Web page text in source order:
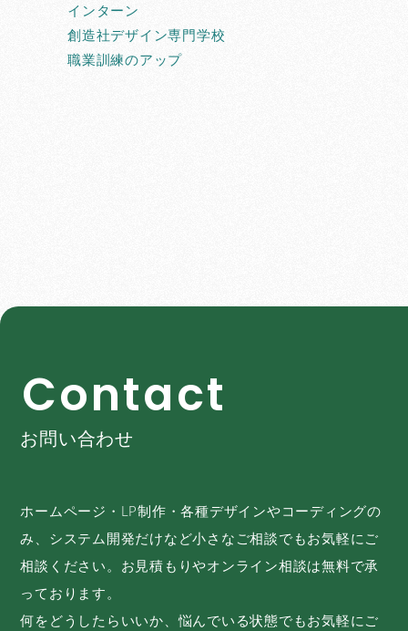
インターン
創造社デザイン専門学校
職業訓練のアップ
Contact
お問い合わせ
ホームページ・LP制作・各種デザインやコーディングの
み、システム開発だけなど小さなご相談でもお気軽にご
相談ください。お見積もりやオンライン相談は無料で承
っております。
何をどうしたらいいか、悩んでいる状態でもお気軽にご